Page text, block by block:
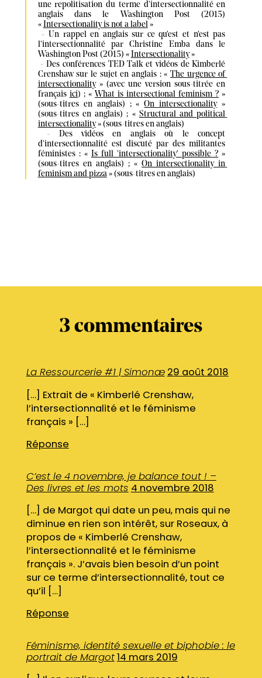
une repolitisation du terme d'intersectionnalité en
anglais dans le Washington Post (2015)
« Intersectionality is not a label »
l'intersectionnalité par Christine Emba dans le
Washington Post (2015) « Intersectionality »
Crenshaw sur le sujet en anglais : « The urgence of
intersectionality » (avec une version sous-titrée en
français ici) ; « What is intersectional feminism ? »
(sous-titres en anglais) ; « On intersectionality »
(sous-titres en anglais) ; « Structural and political
intersectionality » (sous-titres en anglais)
d'intersectionnalité est discuté par des militantes
féministes : « Is full 'intersectionality' possible ? »
(sous-titres en anglais) ; « On intersectionality in
feminism and pizza » (sous-titres en anglais)
3 commentaires
La Ressourcerie #1 | Simonæ 29 août 2018
[…] Extrait de « Kimberlé Crenshaw,
l’intersectionnalité et le féminisme
français » […]
Réponse
C’est le 4 novembre, je balance tout ! –
Des livres et les mots 4 novembre 2018
[…] de Margot qui date un peu, mais qui ne
diminue en rien son intérêt, sur Roseaux, à
propos de « Kimberlé Crenshaw,
l’intersectionnalité et le féminisme
français ». J’avais bien besoin d’un point
sur ce terme d’intersectionnalité, tout ce
qu’il […]
Réponse
Féminisme, identité sexuelle et biphobie : le
portrait de Margot14 mars 2019